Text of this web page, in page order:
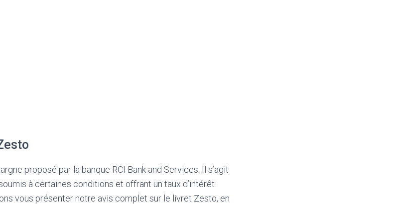
proposé par la banque RCI Bank and Services. Il s’agit
à certaines conditions et offrant un taux d’intérêt
vous présenter notre avis complet sur le livret Zesto, en